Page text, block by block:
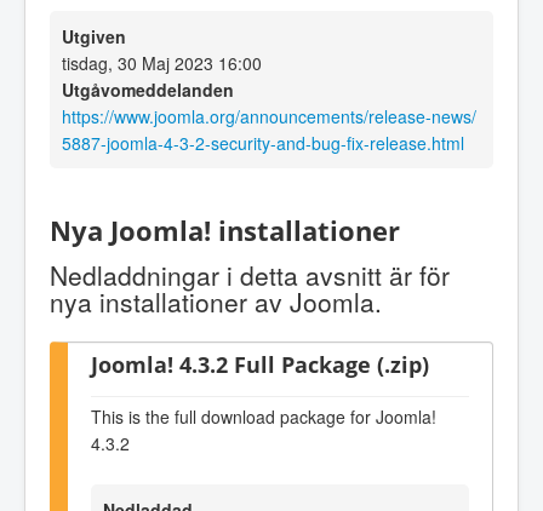
Utgiven
tisdag, 30 Maj 2023 16:00
Utgåvomeddelanden
https://www.joomla.org/announcements/release-news/
5887-joomla-4-3-2-security-and-bug-fix-release.html
Nya Joomla! installationer
Nedladdningar i detta avsnitt är för
nya installationer av Joomla.
Joomla! 4.3.2 Full Package (.zip)
This is the full download package for Joomla!
4.3.2